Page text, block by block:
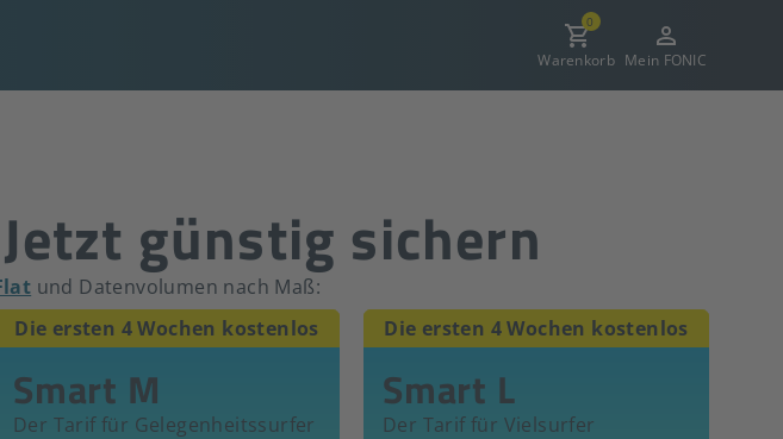
0
Warenkorb Mein FONIC
günstig sichern
und Datenvolumen nach Maß:
Die ersten 4 Wochen kostenlos
Smart M
Der Tarif für Gelegenheitssurfer
Die ersten 4 Wochen kostenlos
Smart L
Der Tarif für Vielsurfer